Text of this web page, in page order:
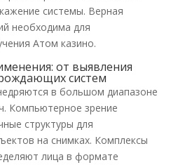
системы. Верная
необходима для
Aтом казино.
от выявления
систем
в большом диапазоне
Компьютерное зрение
структуры для
на снимках. Комплексы
лица в формате